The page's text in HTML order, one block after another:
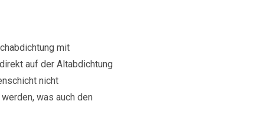
mit
auf der Altabdichtung
nicht
was auch den